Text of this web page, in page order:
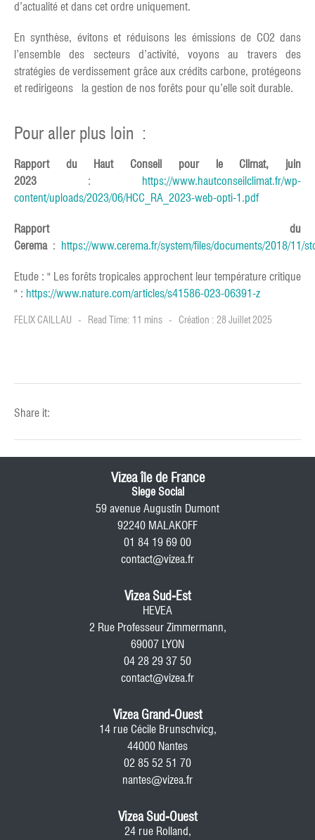
d’actualité et dans cet ordre uniquement.
En synthèse, évitons et réduisons les émissions de CO2 dans
l’ensemble des secteurs d’activité, voyons au travers des
stratégies de verdissement grâce aux crédits carbone, protégeons
et redirigeons la gestion de nos forêts pour qu’elle soit durable.
Pour aller plus loin :
Rapport du Haut Conseil pour le Climat, juin
2023 : https://www.hautconseilclimat.fr/wp-
content/uploads/2023/06/HCC_RA_2023-web-opti-1.pdf
Rapport du
Cerema: https://www.cerema.fr/system/files/documents/2018/11/
Etude : " Les forêts tropicales approchent leur température critique
" : https://www.nature.com/articles/s41586-023-06391-z
FELIX CAILLAU Read Time: 11 mins Création : 28 Juillet 2025
Share it:
Vizea île de France
Siege Social
59 avenue Augustin Dumont
92240 MALAKOFF
01 84 19 69 00
contact@vizea.fr
Vizea Sud-Est
HEVEA
2 Rue Professeur Zimmermann,
69007 LYON
04 28 29 37 50
contact@vizea.fr
Vizea Grand-Ouest
14 rue Cécile Brunschvicg,
44000 Nantes
02 85 52 51 70
nantes@vizea.fr
Vizea Sud-Ouest
24 rue Rolland,